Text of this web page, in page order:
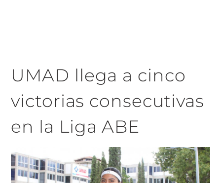
UMAD llega a cinco
victorias consecutivas
en la Liga ABE